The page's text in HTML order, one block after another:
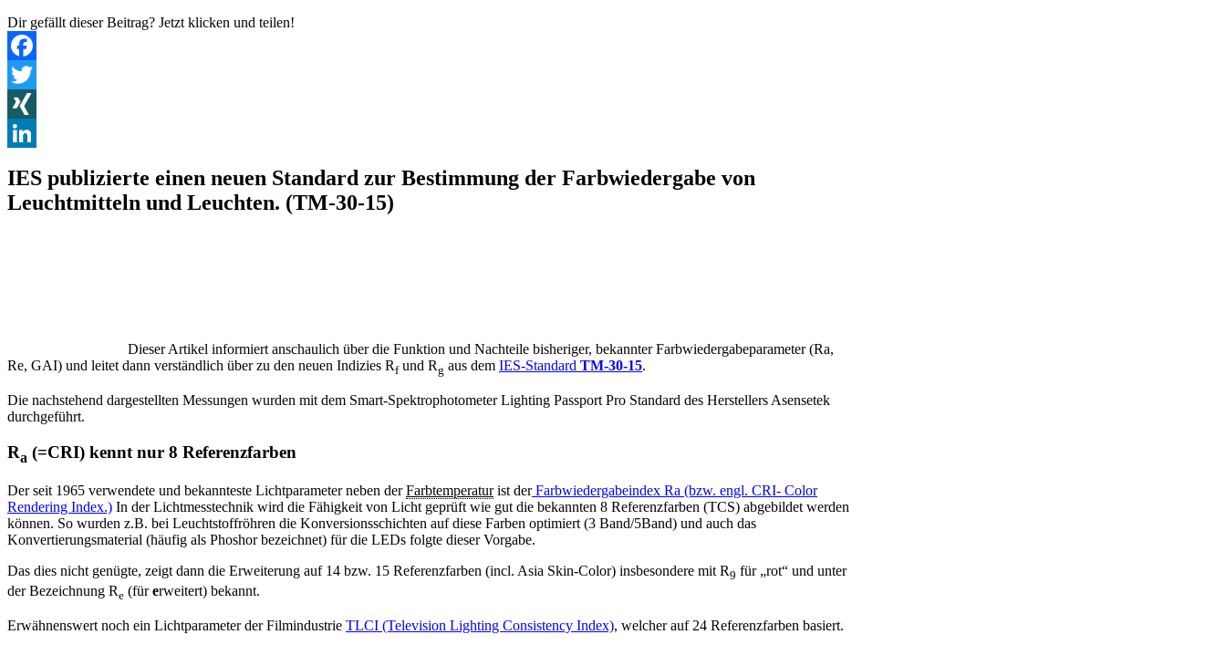
Dir gefällt dieser Beitrag? Jetzt klicken und teilen!
Facebook
Twitter
XING
IES publizierte einen neuen Standard zur Bestimmung der Farbwiedergabe von
Leuchtmitteln und Leuchten. (TM-30-15)
Dieser Artikel informiert anschaulich über die Funktion und Nachteile bisheriger, bekannter Farbwiedergabeparameter (Ra,
Re, GAI) und leitet dann verständlich über zu den neuen Indizies Rfund Rg aus dem IES-Standard TM-30-15.
Die nachstehend dargestellten Messungen wurden mit dem Smart-Spektrophotometer Lighting Passport Pro Standard des Herstellers Asensetek
durchgeführt.
Ra (=CRI) kennt nur 8 Referenzfarben
Der seit 1965 verwendete und bekannteste Lichtparameter neben derFarbtemperaturist derFarbwiedergabeindex Ra (bzw. engl. CRI- Color
Rendering Index.) In der Lichtmesstechnik wird die Fähigkeit von Licht geprüft wie gut die bekannten 8 Referenzfarben (TCS) abgebildet werden
können. So wurden z.B. bei Leuchtstoffröhren die Konversionsschichten auf diese Farben optimiert (3 Band/5Band) und auch das
Konvertierungsmaterial (häufig als Phoshor bezeichnet) für die LEDs folgte dieser Vorgabe.
Das dies nicht genügte, zeigt dann die Erweiterung auf 14 bzw. 15 Referenzfarben (incl. Asia Skin-Color) insbesondere mit R9 für „rot“ und unter
der Bezeichnung Re (fürerweitert) bekannt.
Erwähnenswert noch ein Lichtparameter der Filmindustrie TLCI (Television Lighting Consistency Index), welcher auf 24 Referenzfarben basiert.